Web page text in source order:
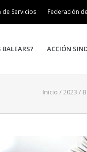
de Servicios Federación
BALEARS? ACCIÓN
Inicio /2023 /